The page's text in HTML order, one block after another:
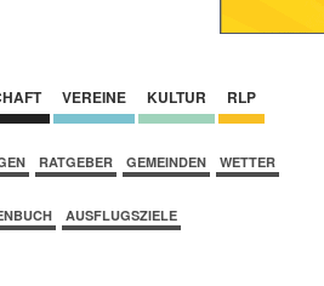
VEREINE KULTUR RLP
RATGEBER GEMEINDEN WETTER
AUSFLUGSZIELE